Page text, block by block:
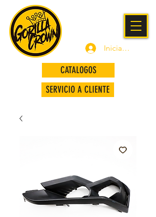
Iniciar sesión
SERVICIO A CLIENTE
CATALOGOS